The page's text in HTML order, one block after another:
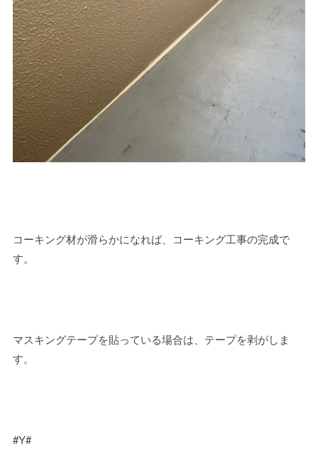
コーキング材が滑らかになれば、コーキング工事の完成で
す。
マスキングテープを貼っている場合は、テープを剥がしま
す。
#Y#